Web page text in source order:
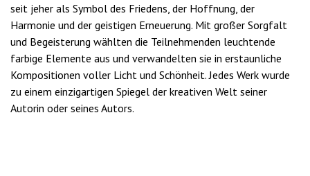
seit jeher als Symbol des Friedens, der Hoffnung, der
Harmonie und der geistigen Erneuerung. Mit großer Sorgfalt
und Begeisterung wählten die Teilnehmenden leuchtende
farbige Elemente aus und verwandelten sie in erstaunliche
Kompositionen voller Licht und Schönheit. Jedes Werk wurde
zu einem einzigartigen Spiegel der kreativen Welt seiner
Autorin oder seines Autors.